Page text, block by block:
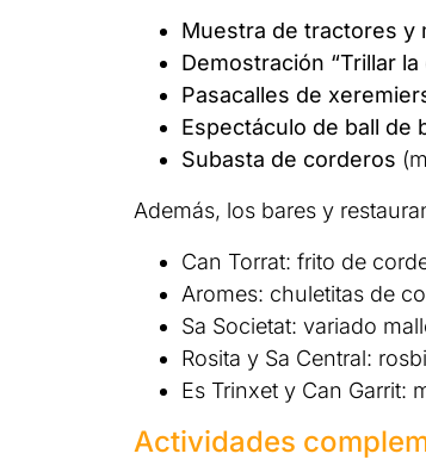
Muestra de tractores y
Demostración “Trillar la
Pasacalles de
Espectáculo de ball de
Subasta de corderos
Además, los bares y
Can Torrat: frito de
Aromes: chuletitas de
Sa Societat: variado
Rosita y Sa Central:
Es Trinxet y Can Garrit:
Actividades